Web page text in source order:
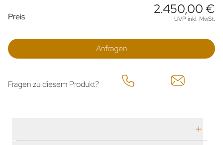
Preisinformationen
Preis
2.450,00 €
UVP inkl. MwSt.
Anfragen
Fragen zu diesem Produkt?